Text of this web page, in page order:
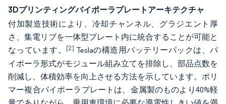
3Dプリンティングバイポーラプレートアーキテクチャ
付加製造技術により、冷却チャンネル、グラジエント厚
さ、集電リブを一体型プレート内に統合することが可能と
なっています。[2] Teslaの構造用バッテリーパックは、バ
イポーラ形式がモジュール組み立てを排除し、部品点数を
削減し、体積効率を向上させる方法を示しています。ポリ
マー複合バイポーラプレートは、金属製のものより40%軽